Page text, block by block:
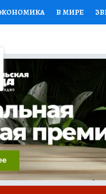
В МИРЕ
НАЦИОНАЛЬНЫЕ ПРОЕКТЫ
СЕМЬЯ ЖЕНСКИЕ
ДЕФИЦИТ
РАБОТА У НАС ГИД